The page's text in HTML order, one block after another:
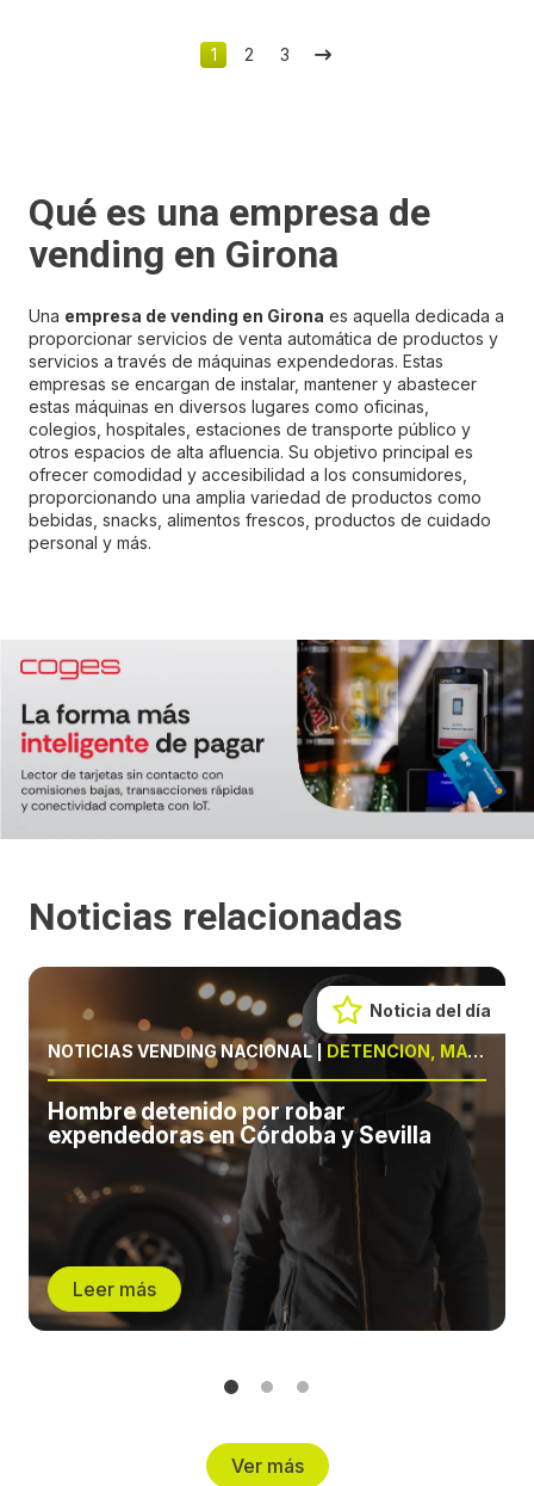
1 2 3
Qué es una empresa de
vending en Girona
Una empresa de vending en Girona es aquella dedicada a
proporcionar servicios de venta automática de productos y
servicios a través de máquinas expendedoras. Estas
empresas se encargan de instalar, mantener y abastecer
estas máquinas en diversos lugares como oficinas,
colegios, hospitales, estaciones de transporte público y
otros espacios de alta afluencia. Su objetivo principal es
ofrecer comodidad y accesibilidad a los consumidores,
proporcionando una amplia variedad de productos como
bebidas, snacks, alimentos frescos, productos de cuidado
personal y más.
Noticias relacionadas
NOTICIAS VENDING NACIONAL| DETENCIÓN, MÁQUINAS
Hombre detenido por robar
expendedoras en Córdoba y Sevilla
Leer más
Noticia del día
Ver más